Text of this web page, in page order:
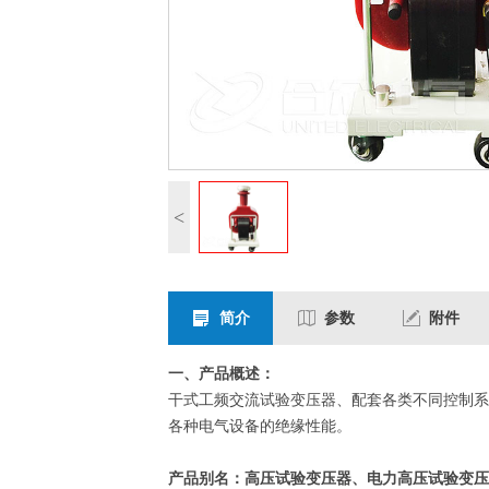
<
简介 参数 附件
一、产品概述：
干式工频交流试验变压器、配套各类不同控制
各种电气设备的绝缘性能。
产品别名：高压试验变压器、电力高压试验变